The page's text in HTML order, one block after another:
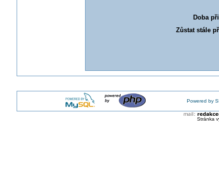
Doba
Zůstat stále
Powered by
Stránka